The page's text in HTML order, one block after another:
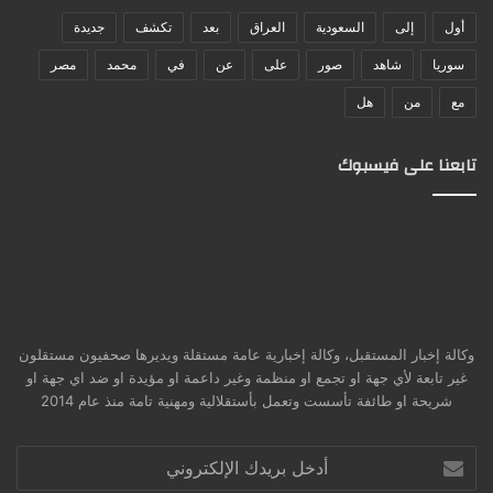
أول إلى السعودية العراق بعد تكشف جديدة
سوريا شاهد صور على عن في محمد مصر
مع من هل
تابعنا على فيسبوك
وكالة إخبار المستقبل، وكالة إخبارية عامة مستقلة ويديرها صحفيون مستقلون
غير تابعة لأي جهة او تجمع او منظمة وغير داعمة او مؤيدة او ضد اي جهة او
شريحة او طائفة تأسست وتعمل بأستقلالية ومهنية تامة منذ عام 2014
بريدك